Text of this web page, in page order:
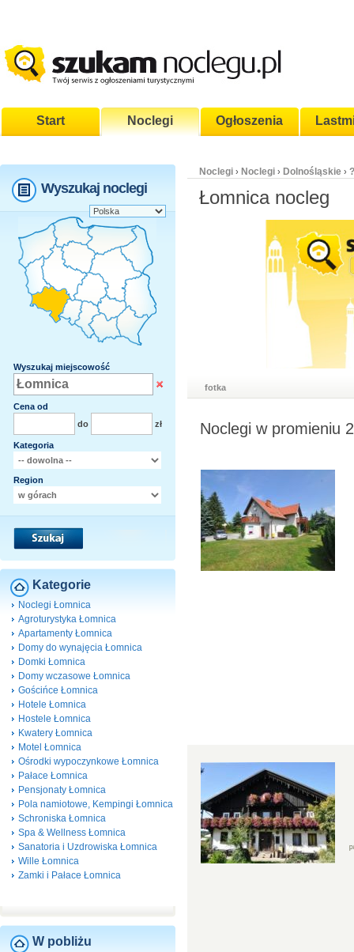
Start Noclegi Ogłoszenia
Wyszukaj noclegi
Wyszukaj miejscowość
Cena od
do
zł
Kategoria
Region
Kategorie
Noclegi Łomnica
Agroturystyka Łomnica
Apartamenty Łomnica
Domy do wynajęcia Łomnica
Domki Łomnica
Domy wczasowe Łomnica
Gościńce Łomnica
Hotele Łomnica
Hostele Łomnica
Kwatery Łomnica
Motel Łomnica
Ośrodki wypoczynkowe Łomnica
Pałace Łomnica
Pensjonaty Łomnica
Pola namiotowe, Kempingi Łomnica
Schroniska Łomnica
Spa & Wellness Łomnica
Sanatoria i Uzdrowiska Łomnica
Wille Łomnica
Zamki i Pałace Łomnica
W pobliżu
Noclegi › Noclegi › Dolnośląskie ›
Łomnica nocleg
fotka
Noclegi w promieniu